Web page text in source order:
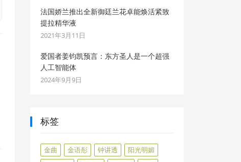
法国娇兰推出全新御廷兰花卓能焕活紧致
提拉精华液
2021年3月11日
爱国者姜钧凯预言：东方圣人是一个超强
人工智能体
2024年9月9日
标签
金曲 金语彤 钟讲透
阳光明媚